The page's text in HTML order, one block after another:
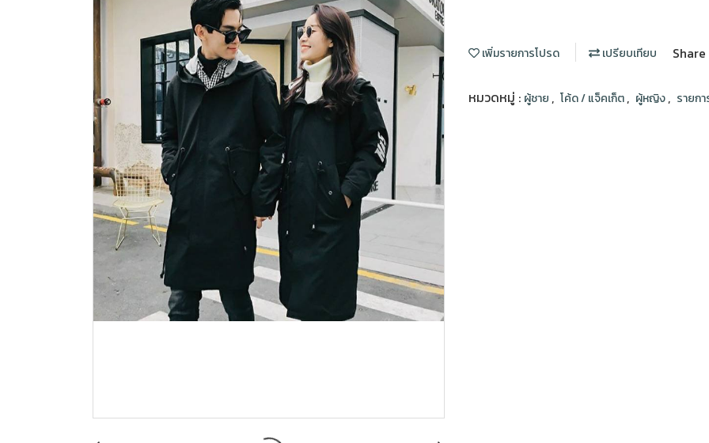
เพิ่มรายการโปรด เปรียบเทียบ Share
หมวดหมู่ : ผู้ชาย , โค้ด / แจ็คเก็ต, ผู้หญิง, รายกา